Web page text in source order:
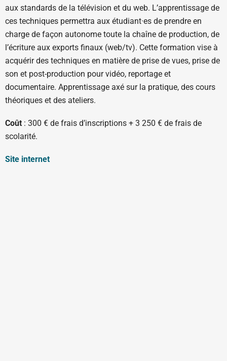
aux standards de la télévision et du web. L’apprentissage de
ces techniques permettra aux étudiant·es de prendre en
charge de façon autonome toute la chaîne de production, de
l’écriture aux exports finaux (web/tv). Cette formation vise à
acquérir des techniques en matière de prise de vues, prise de
son et post-production pour vidéo, reportage et
documentaire. Apprentissage axé sur la pratique, des cours
théoriques et des ateliers.
Coût : 300 € de frais d’inscriptions + 3 250 € de frais de
scolarité.
Site internet